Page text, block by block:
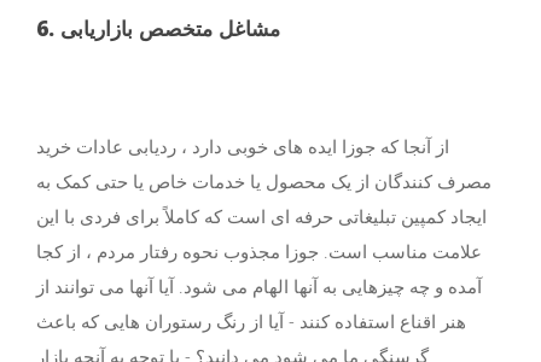
6. مشاغل متخصص بازاریابی
از آنجا که جوزا ایده های خوبی دارد ، ردیابی عادات خرید
مصرف کنندگان از یک محصول یا خدمات خاص یا حتی کمک به
ایجاد کمپین تبلیغاتی حرفه ای است که کاملاً برای فردی با این
علامت مناسب است. جوزا مجذوب نحوه رفتار مردم ، از كجا
آمده و چه چیزهایی به آنها الهام می شود. آیا آنها می توانند از
هنر اقناع استفاده کنند - آیا از رنگ رستوران هایی که باعث
گرسنگی ما می شود می دانید؟ - با توجه به آنچه بازار